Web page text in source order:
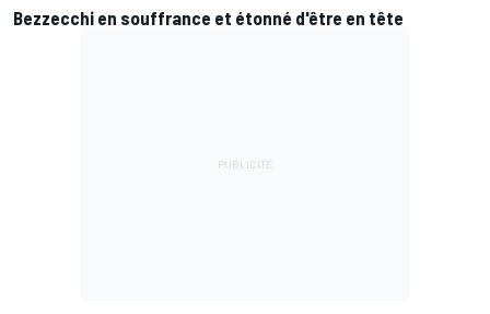
Bezzecchi en souffrance et étonné d'être en tête